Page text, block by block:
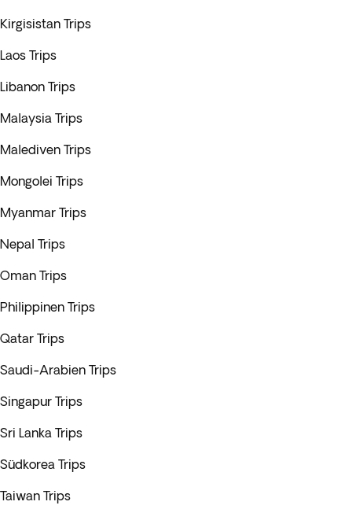
Kirgisistan Trips
Laos Trips
Libanon Trips
Malaysia Trips
Malediven Trips
Mongolei Trips
Myanmar Trips
Nepal Trips
Oman Trips
Philippinen Trips
Qatar Trips
Saudi-Arabien Trips
Singapur Trips
Sri Lanka Trips
Südkorea Trips
Taiwan Trips